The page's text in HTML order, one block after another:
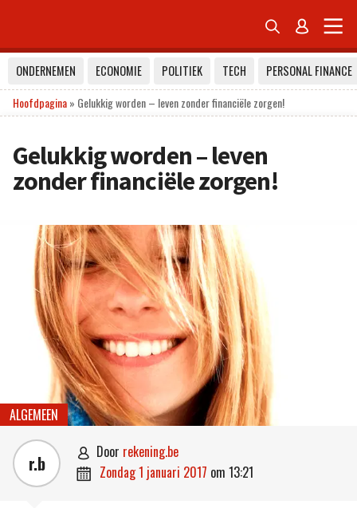
 
ONDERNEMEN ECONOMIE POLITIEK TECH
PERSONAL FINANCE
Hoofdpagina» Gelukkig worden – leven zonder financiële zorgen!
Gelukkig worden – leven
zonder financiële zorgen!
ALGEMEEN
r.b  door rekening.be
 zondag 1 januari 2017 om 13:21